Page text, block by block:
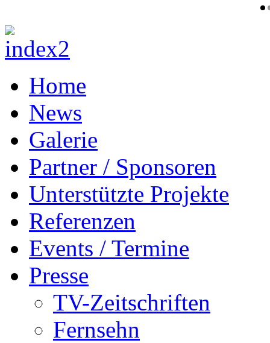
Home
News
Galerie
Partner / Sponsoren
Unterstützte Projekte
Referenzen
Events / Termine
Presse
TV-Zeitschriften
Fernsehn